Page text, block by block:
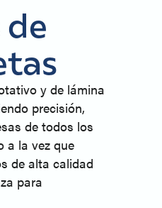
y de lámina
precisión,
de todos los
a la vez que
de alta calidad
para